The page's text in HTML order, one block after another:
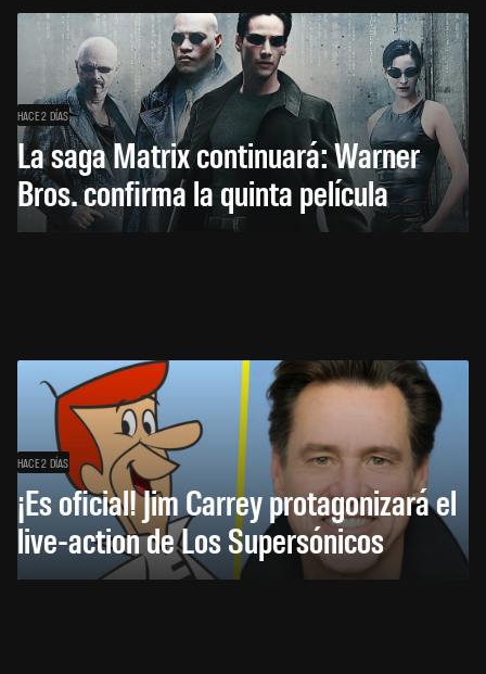
HACE 2 DÍAS
La saga Matrix continuará: Warner
Bros. confirma la quinta película
HACE 2 DÍAS
¡Es oficial! Jim Carrey protagonizará el
live-action de Los Supersónicos